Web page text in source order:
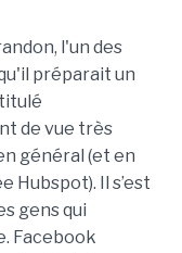
l'un des
préparait un
de vue très
général (et en
Hubspot). Il s’est
gens qui
Facebook